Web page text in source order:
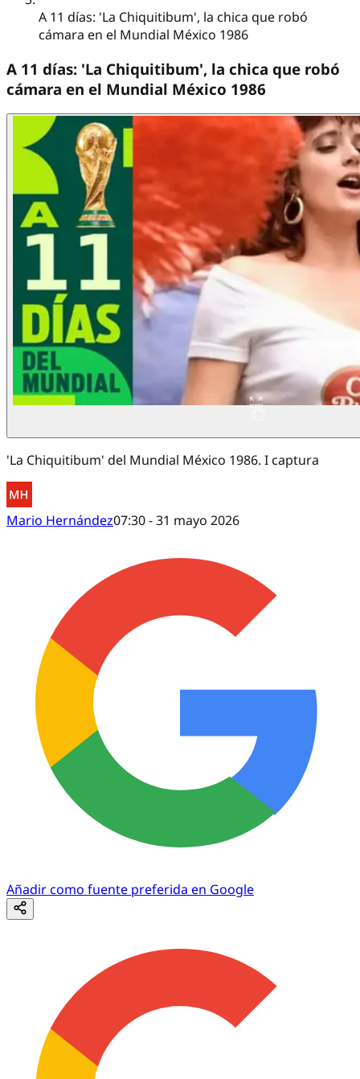
A 11 días: 'La Chiquitibum', la chica que robó
cámara en el Mundial México 1986
A 11 días: 'La Chiquitibum', la chica que robó
cámara en el Mundial México 1986
'La Chiquitibum' del Mundial México 1986. I captura
Mario Hernández07:30 - 31 mayo 2026
Añadir como fuente preferida en Google